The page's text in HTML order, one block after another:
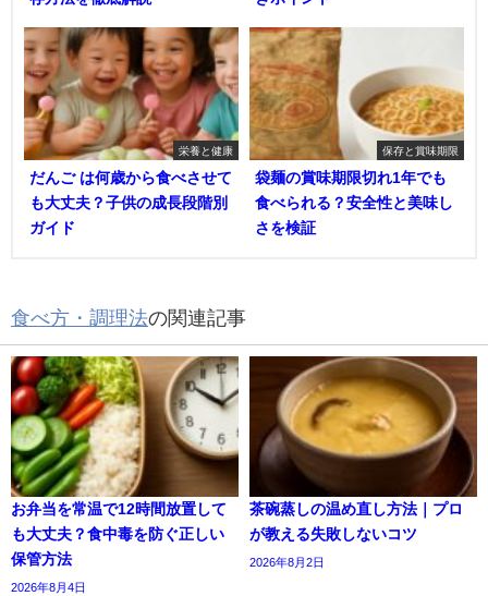
栄養と健康
だんご は何歳から食べさせて
も大丈夫？子供の成長段階別
ガイド
保存と賞味期限
袋麺の賞味期限切れ1年でも
食べられる？安全性と美味し
さを検証
食べ方・調理法の関連記事
お弁当を常温で12時間放置して
も大丈夫？食中毒を防ぐ正しい
保管方法
2026年8月4日
茶碗蒸しの温め直し方法｜プロ
が教える失敗しないコツ
2026年8月2日